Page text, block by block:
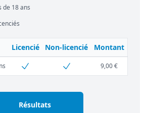
de 18 ans
Licencié Non-licencié Montant
9,00 €
Résultats